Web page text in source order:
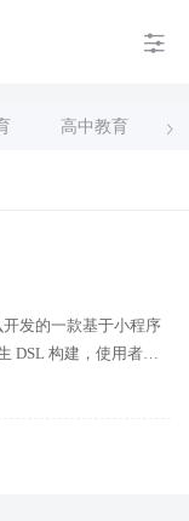
高中教育
DSL 构建，使用者只
Mor 的转端编译能